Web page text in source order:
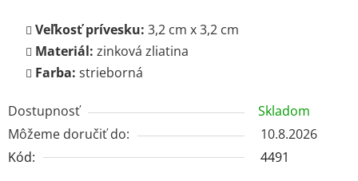
Veľkosť prívesku: 3,2 cm x 3,2 cm
Materiál: zinková zliatina
Farba: strieborná
Dostupnosť
Skladom
Môžeme doručiť do:
10.8.2026
Kód:
4491